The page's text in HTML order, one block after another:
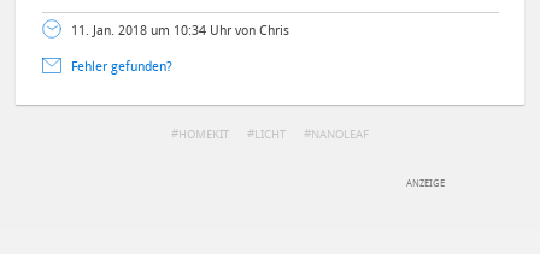
11. Jan. 2018 um 10:34 Uhr von Chris
Fehler gefunden?
HOMEKIT LICHT NANOLEAF